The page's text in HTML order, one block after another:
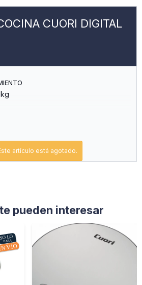
CUORI DIGITAL
kg, g, lb, oz y otra unidad de
y uso doméstico
de usar
artículo está agotado.
pueden interesar